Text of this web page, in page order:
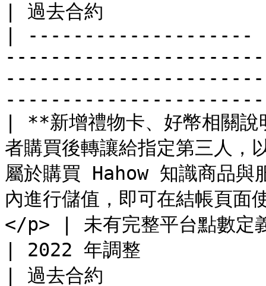
| 過去合約
|
| **新增禮物卡、好幣相
者購買後轉讓給指定第三人
屬於購買 Hahow 知識商品與
內進行儲值，即可在結帳頁
</p> | 未有完整平台點
| 2022 年調整
| 過去合約